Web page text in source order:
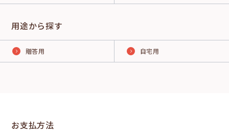
用途から探す
贈答用 自宅用
お支払方法